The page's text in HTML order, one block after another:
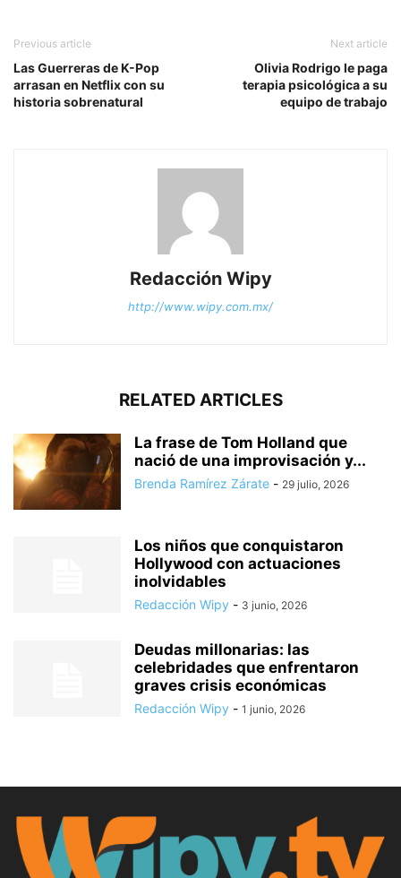
Previous article
Las Guerreras de K-Pop
arrasan en Netflix con su
historia sobrenatural
Next article
Olivia Rodrigo le paga
terapia psicológica a su
equipo de trabajo
Redacción Wipy
http://www.wipy.com.mx/
RELATED ARTICLES
La frase de Tom Holland que
nació de una improvisación y...
Brenda Ramírez Zárate - 29 julio, 2026
Los niños que conquistaron
Hollywood con actuaciones
inolvidables
Redacción Wipy - 3 junio, 2026
Deudas millonarias: las
celebridades que enfrentaron
graves crisis económicas
Redacción Wipy - 1 junio, 2026